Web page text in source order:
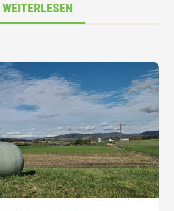
WEITERLESEN